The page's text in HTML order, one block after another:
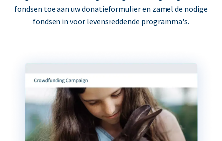
fondsen toe aan uw donatieformulier en zamel de nodige
fondsen in voor levensreddende programma's.